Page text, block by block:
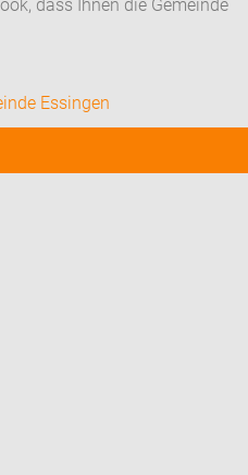
dass Ihnen die Gemeinde
Essingen